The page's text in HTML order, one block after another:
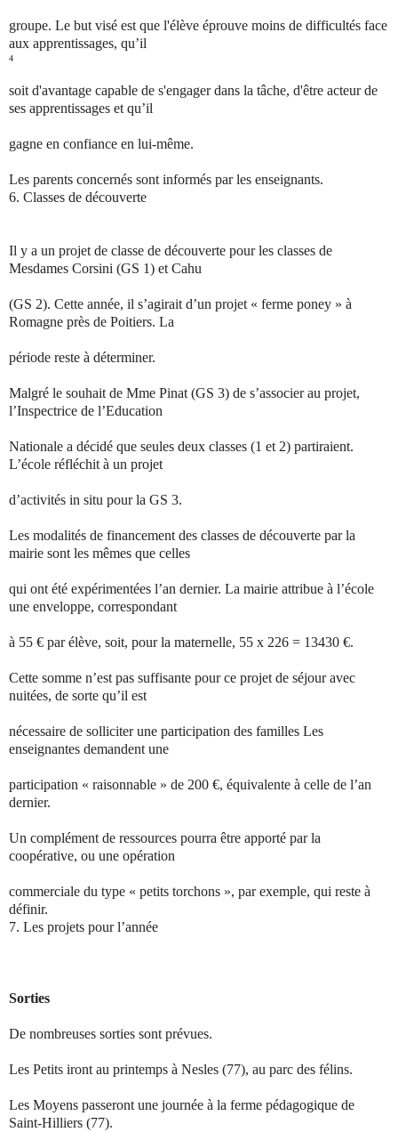
groupe. Le but visé est que l'élève éprouve moins de difficultés face
aux apprentissages, qu’il
4
soit d'avantage capable de s'engager dans la tâche, d'être acteur de
ses apprentissages et qu’il
gagne en confiance en lui-même.
Les parents concernés sont informés par les enseignants.
6. Classes de découverte
Il y a un projet de classe de découverte pour les classes de
Mesdames Corsini (GS 1) et Cahu
(GS 2). Cette année, il s’agirait d’un projet « ferme poney » à
Romagne près de Poitiers. La
période reste à déterminer.
Malgré le souhait de Mme Pinat (GS 3) de s’associer au projet,
l’Inspectrice de l’Education
Nationale a décidé que seules deux classes (1 et 2) partiraient.
L’école réfléchit à un projet
d’activités in situ pour la GS 3.
Les modalités de financement des classes de découverte par la
mairie sont les mêmes que celles
qui ont été expérimentées l’an dernier. La mairie attribue à l’école
une enveloppe, correspondant
à 55 € par élève, soit, pour la maternelle, 55 x 226 = 13430 €.
Cette somme n’est pas suffisante pour ce projet de séjour avec
nuitées, de sorte qu’il est
nécessaire de solliciter une participation des familles Les
enseignantes demandent une
participation « raisonnable » de 200 €, équivalente à celle de l’an
dernier.
Un complément de ressources pourra être apporté par la
coopérative, ou une opération
commerciale du type « petits torchons », par exemple, qui reste à
définir.
7. Les projets pour l’année
Sorties
De nombreuses sorties sont prévues.
Les Petits iront au printemps à Nesles (77), au parc des félins.
Les Moyens passeront une journée à la ferme pédagogique de
Saint-Hilliers (77).